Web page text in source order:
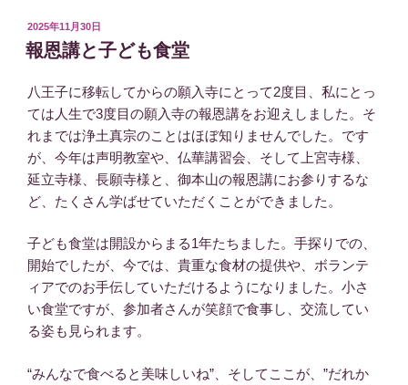
投
稿
日:
2025年11月30日
報恩講と子ども食堂
八王子に移転してからの願入寺にとって2度目、私にとっ
ては人生で3度目の願入寺の報恩講をお迎えしました。そ
れまでは浄土真宗のことはほぼ知りませんでした。です
が、今年は声明教室や、仏華講習会、そして上宮寺様、
延立寺様、長願寺様と、御本山の報恩講にお参りするな
ど、たくさん学ばせていただくことができました。
子ども食堂は開設からまる1年たちました。手探りでの、
開始でしたが、今では、貴重な食材の提供や、ボランテ
ィアでのお手伝していただけるようになりました。小さ
い食堂ですが、参加者さんが笑顔で食事し、交流してい
る姿も見られます。
“みんなで食べると美味しいね”、そしてここが、”だれか